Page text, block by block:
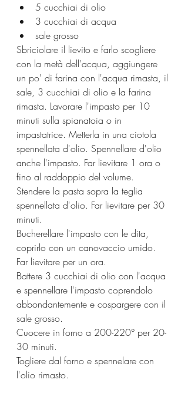
5 cucchiai di olio
3 cucchiai di acqua
sale grosso
Sbriciolare il lievito e farlo scogliere
con la metà dell'acqua, aggiungere
un po' di farina con l'acqua rimasta, il
sale, 3 cucchiai di olio e la farina
rimasta. Lavorare l'impasto per 10
minuti sulla spianatoia o in
impastatrice. Metterla in una ciotola
spennellata d'olio. Spennellare d'olio
anche l'impasto. Far lievitare 1 ora o
fino al raddoppio del volume.
Stendere la pasta sopra la teglia
spennellata d'olio. Far lievitare per 30
minuti.
Bucherellare l'impasto con le dita,
coprirlo con un canovaccio umido.
Far lievitare per un ora.
Battere 3 cucchiai di olio con l'acqua
e spennellare l'impasto coprendolo
abbondantemente e cospargere con il
sale grosso.
Cuocere in forno a 200-220° per 20-
30 minuti.
Togliere dal forno e spennelare con
l'olio rimasto.